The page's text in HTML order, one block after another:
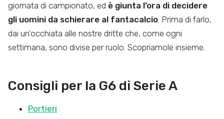
giornata di campionato, ed è giunta l’ora di decidere
gli uomini da schierare al fantacalcio. Prima di farlo,
dai un’occhiata alle nostre dritte che, come ogni
settimana, sono divise per ruolo. Scopriamole insieme.
Consigli per la G6 di Serie A
Portieri